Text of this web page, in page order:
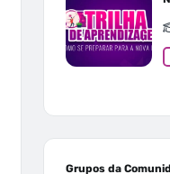
Grupos da